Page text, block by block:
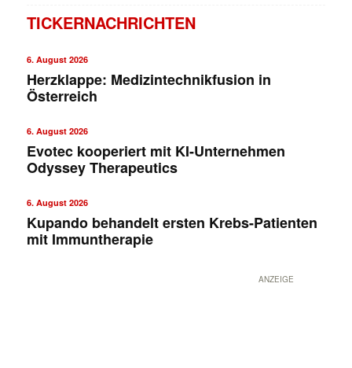
TICKERNACHRICHTEN
6. August 2026
Herzklappe: Medizintechnikfusion in
Österreich
6. August 2026
Evotec kooperiert mit KI-Unternehmen
Odyssey Therapeutics
6. August 2026
Kupando behandelt ersten Krebs-Patienten
mit Immuntherapie
ANZEIGE